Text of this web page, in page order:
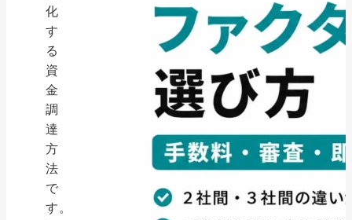
化
す
る
資
金
調
達
方
法
で
す。